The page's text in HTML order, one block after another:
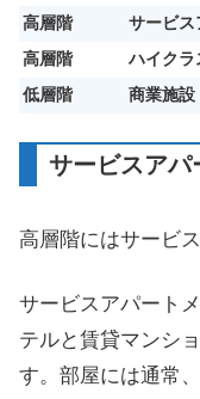
高層階
サービス
高層階
ハイクラ
低層階
商業施設
サービスアパ
高層階にはサービ
サービスアパート
テルと賃貸マンシ
す。部屋には通常